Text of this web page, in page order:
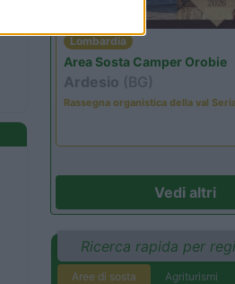
Lombardia
Area Sosta Camper Orobie
Ardesio (BG)
Rassegna organistica della val
Vedi altri
Ricerca rapida per
Aree di sosta Agriturismi